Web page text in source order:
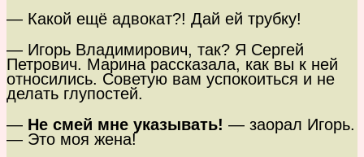
— Какой ещё адвокат?! Дай ей трубку!
— Игорь Владимирович, так? Я Сергей
Петрович. Марина рассказала, как вы к ней
относились. Советую вам успокоиться и не
делать глупостей.
— Не смей мне указывать! — заорал Игорь.
— Это моя жена!